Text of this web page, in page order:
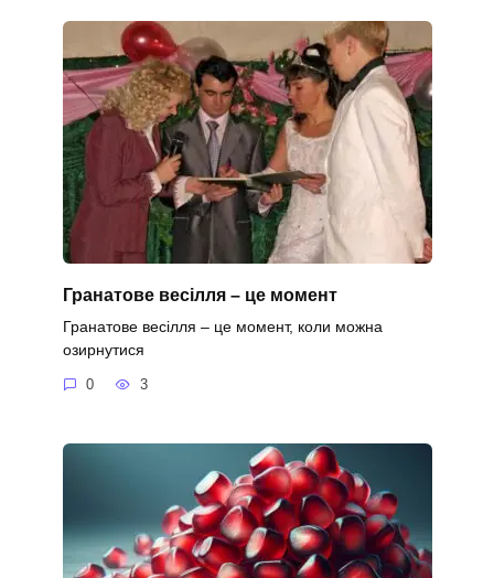
Гранатове весілля – це момент
Гранатове весілля – це момент, коли можна
озирнутися
0 3